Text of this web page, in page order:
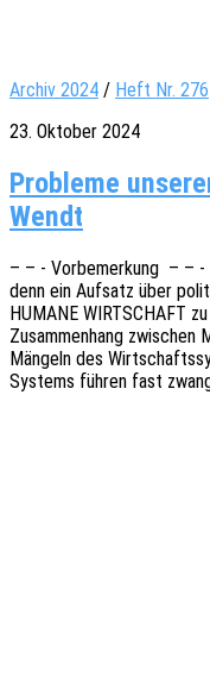
Archiv 2024 / Heft Nr. 276
23. Oktober 2024
Probleme
Wendt
– – - Vorbe­mer­kung – – -
denn ein Aufsatz über
HUMANE WIRTSCHAFT
Zusam­men­hang zwischen
Mängeln des
Systems führen fast